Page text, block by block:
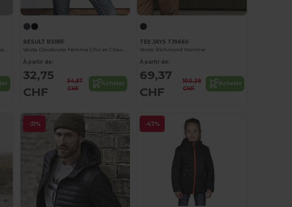
RESULT RS181F
À partir de:
32,75
CHF
54,57
CHF
Acheter
TEE JAYS TJ9660
Veste Richmond homme
À partir de:
69,37
CHF
100,29
CHF
Acheter
-31% -47%